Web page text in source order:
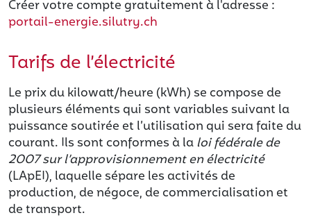
Créer votre compte gratuitement à l'adresse :
portail-energie.silutry.ch
Tarifs de l’électricité
Le prix du kilowatt/heure (kWh) se compose de
plusieurs éléments qui sont variables suivant la
puissance soutirée et l’utilisation qui sera faite du
courant. Ils sont conformes à laloi fédérale de
2007 sur l’approvisionnement en électricité
(LApEI), laquelle sépare les activités de
production, de négoce, de commercialisation et
de transport.